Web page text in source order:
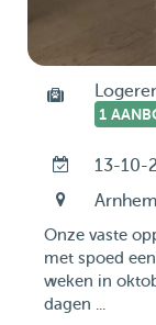
1
13-10-
Arnhem
Onze vaste
met spoed
weken in
dagen ...